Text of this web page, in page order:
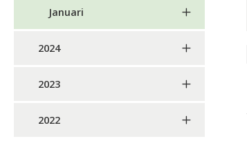
Januari
2024
2023
2022